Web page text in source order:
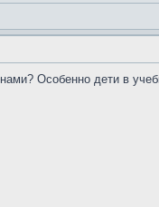
Особенно дети в